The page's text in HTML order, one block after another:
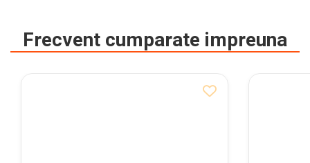
Serviete pentru documente
Mape conferinta, semnaturi
Frecvent cumparate impreuna